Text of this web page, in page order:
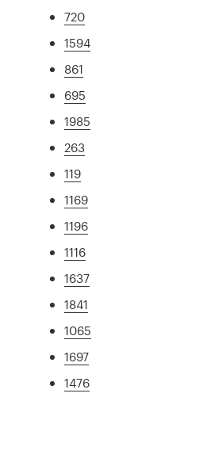
720
1594
861
695
1985
263
119
1169
1196
1116
1637
1841
1065
1697
1476